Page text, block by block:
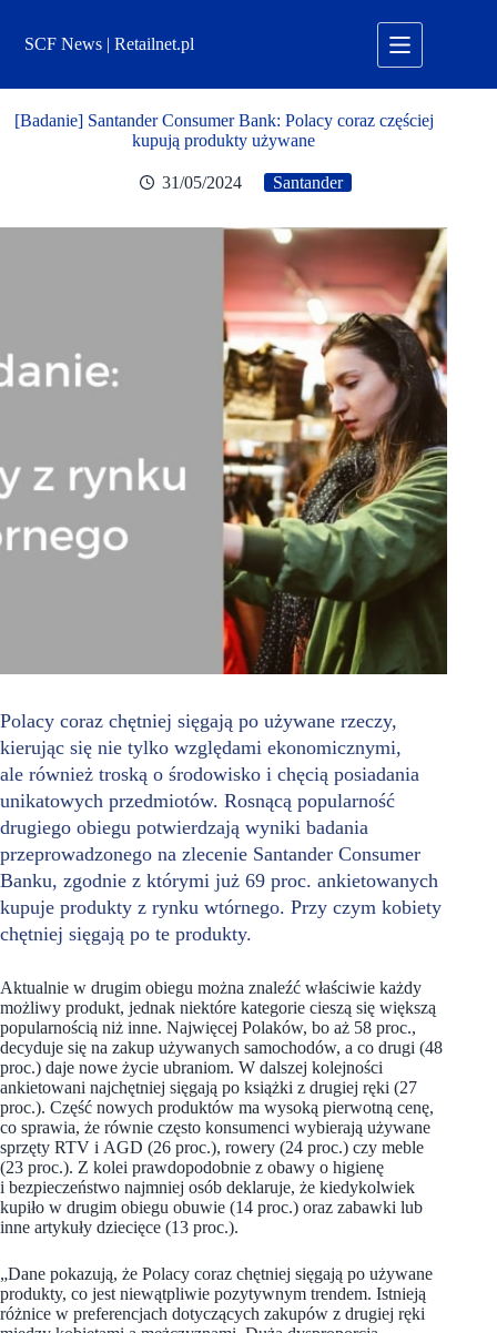
treściSCF News | Retailnet.pl
[Badanie] Santander Consumer Bank: Polacy coraz częściej
kupują produkty używane
31/05/2024 Santander
Polacy coraz chętniej sięgają po używane rzeczy,
kierując się nie tylko względami ekonomicznymi,
ale również troską o środowisko i chęcią posiadania
unikatowych przedmiotów. Rosnącą popularność
drugiego obiegu potwierdzają wyniki badania
przeprowadzonego na zlecenie Santander Consumer
Banku, zgodnie z którymi już 69 proc. ankietowanych
kupuje produkty z rynku wtórnego. Przy czym kobiety
chętniej sięgają po te produkty.
Aktualnie w drugim obiegu można znaleźć właściwie każdy
możliwy produkt, jednak niektóre kategorie cieszą się większą
popularnością niż inne. Najwięcej Polaków, bo aż 58 proc.,
decyduje się na zakup używanych samochodów, a co drugi (48
proc.) daje nowe życie ubraniom. W dalszej kolejności
ankietowani najchętniej sięgają po książki z drugiej ręki (27
proc.). Część nowych produktów ma wysoką pierwotną cenę,
co sprawia, że równie często konsumenci wybierają używane
sprzęty RTV i AGD (26 proc.), rowery (24 proc.) czy meble
(23 proc.). Z kolei prawdopodobnie z obawy o higienę
i bezpieczeństwo najmniej osób deklaruje, że kiedykolwiek
kupiło w drugim obiegu obuwie (14 proc.) oraz zabawki lub
inne artykuły dziecięce (13 proc.).
„Dane pokazują, że Polacy coraz chętniej sięgają po używane
produkty, co jest niewątpliwie pozytywnym trendem. Istnieją
różnice w preferencjach dotyczących zakupów z drugiej ręki